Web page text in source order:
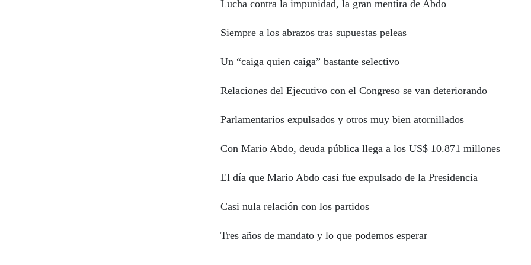
Lucha contra la impunidad, la gran mentira de Abdo
Siempre a los abrazos tras supuestas peleas
Un “caiga quien caiga” bastante selectivo
Relaciones del Ejecutivo con el Congreso se van deteriorando
Parlamentarios expulsados y otros muy bien atornillados
Con Mario Abdo, deuda pública llega a los US$ 10.871 millones
El día que Mario Abdo casi fue expulsado de la Presidencia
Casi nula relación con los partidos
Tres años de mandato y lo que podemos esperar